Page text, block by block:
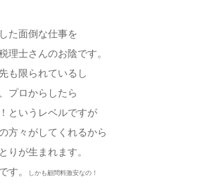
た面倒な仕事を
理士さんのお陰です。
も限られているし
プロからしたら
というレベルですが
方々がしてくれるから
りが生まれます。
す。
しかも顧問料激安なの！